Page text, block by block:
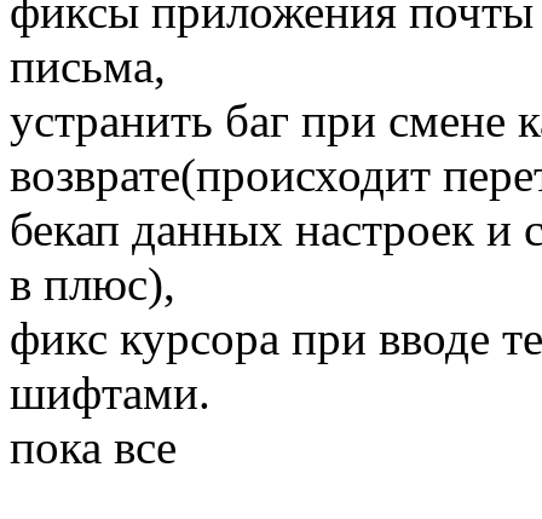
фиксы приложения почты
письма,
устранить баг при смене
возврате(происходит
бекап данных настроек и
в плюс),
фикс курсора при вводе
шифтами.
пока все